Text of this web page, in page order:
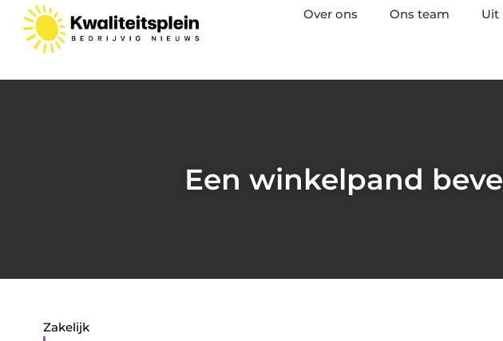
Over ons Ons team Uit
Een winkelpand
Zakelijk